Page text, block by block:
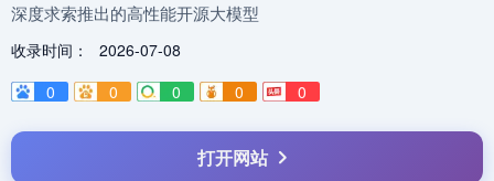
深度求索推出的高性能开源大模型
收录时间：
2026-07-08
0
0 0 0 0
打开网站